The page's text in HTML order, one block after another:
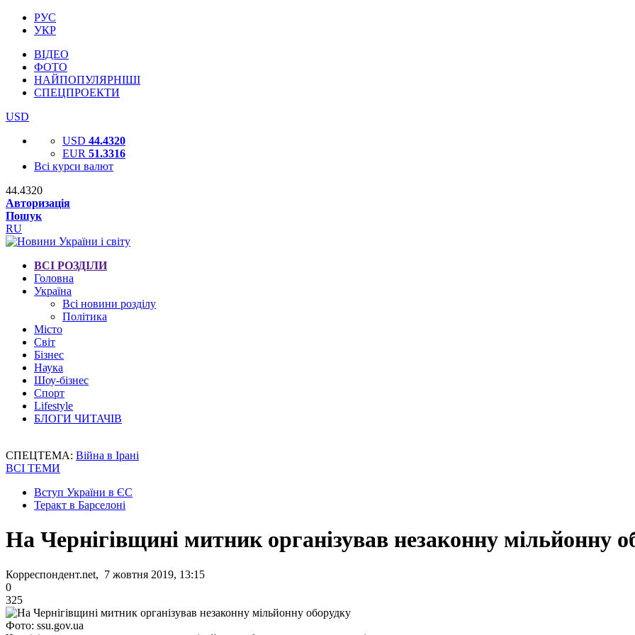
РУС
УКР
ВІДЕО
ФОТО
НАЙПОПУЛЯРНІШІ
СПЕЦПРОЕКТИ
USD
USD 44.4320
EUR 51.3316
Всі курси валют
44.4320
Авторизація
Пошук
RU
ВСІ РОЗДІЛИ
Головна
Україна
Всі новини розділу
Політика
Місто
Світ
Бізнес
Наука
Шоу-бізнес
Спорт
Lifestyle
БЛОГИ ЧИТАЧІВ
СПЕЦТЕМА: Війна в Ірані
ВСІ ТЕМИ
Вступ України в ЄС
Теракт в Барселоні
На Чернігівщині митник організував незаконну мільйонну
Корреспондент.net, 7 жовтня 2019, 13:15
0
325
Фото: ssu.gov.ua